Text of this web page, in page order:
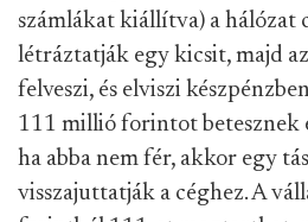
számlákat kiállítva) a hálózat
létráztatják egy kicsit, majd
felveszi, és elviszi
111 millió forintot betesznek
ha abba nem fér, akkor egy
visszajuttatják a céghez. A